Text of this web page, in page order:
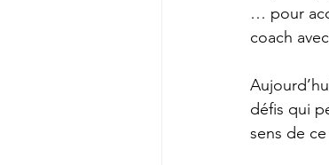
… pour
coach
défis qui
sens de ce